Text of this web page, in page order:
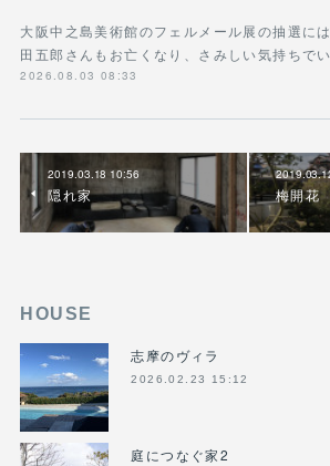
大阪中之島美術館のフェルメール展の抽選に
田五郎さんもお亡くなり、さみしい気持ちで
2026.08.03 08:33
2019.03.18 10:56
隠れ家 梅開花
HOUSE
志摩のヴィラ
2026.02.23 15:12
庭につなぐ家2